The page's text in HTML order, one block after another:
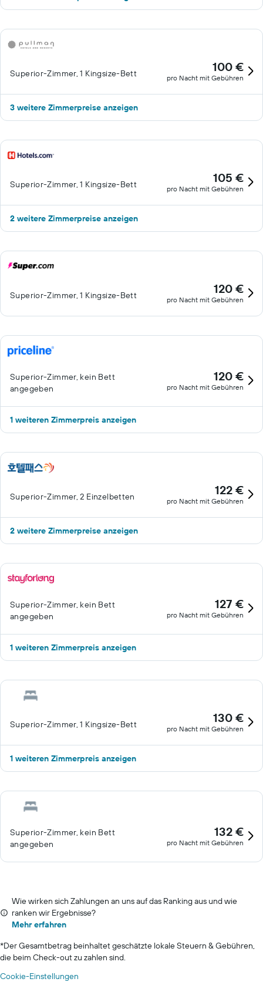
Superior-Zimmer, 1 Kingsize-Bett 100 €
pro Nacht mit Gebühren
3 weitere Zimmerpreise anzeigen
Superior-Zimmer, 1 Kingsize-Bett 105 €
pro Nacht mit Gebühren
2 weitere Zimmerpreise anzeigen
Superior-Zimmer, 1 Kingsize-Bett 120 €
pro Nacht mit Gebühren
Superior-Zimmer, kein Bett
angegeben
120 €
pro Nacht mit Gebühren
1 weiteren Zimmerpreis anzeigen
Superior-Zimmer, 2 Einzelbetten 122 €
pro Nacht mit Gebühren
2 weitere Zimmerpreise anzeigen
Superior-Zimmer, kein Bett
angegeben
127 €
pro Nacht mit Gebühren
1 weiteren Zimmerpreis anzeigen
Superior-Zimmer, 1 Kingsize-Bett 130 €
pro Nacht mit Gebühren
1 weiteren Zimmerpreis anzeigen
Superior-Zimmer, kein Bett
angegeben
132 €
pro Nacht mit Gebühren
Wie wirken sich Zahlungen an uns auf das Ranking aus und wie
ranken wir Ergebnisse?
Mehr erfahren
*Der Gesamtbetrag beinhaltet geschätzte lokale Steuern & Gebühren,
die beim Check-out zu zahlen sind.
Cookie-Einstellungen